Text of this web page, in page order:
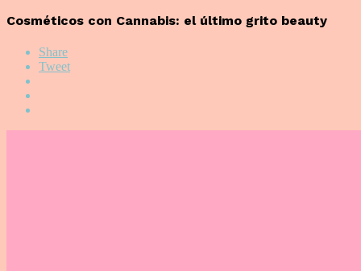
Cosméticos con Cannabis: el último grito beauty
Share
Tweet